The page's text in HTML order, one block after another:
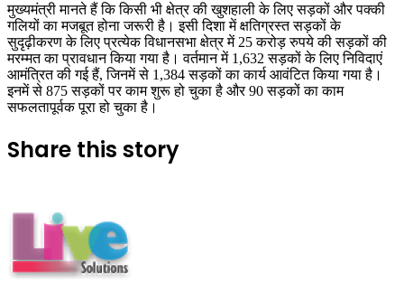
मुख्यमंत्री मानते हैं कि किसी भी क्षेत्र की खुशहाली के लिए सड़कों और पक्की
गलियों का मजबूत होना जरूरी है। इसी दिशा में क्षतिग्रस्त सड़कों के
सुदृढ़ीकरण के लिए प्रत्येक विधानसभा क्षेत्र में 25 करोड़ रुपये की सड़कों की
मरम्मत का प्रावधान किया गया है। वर्तमान में 1,632 सड़कों के लिए निविदाएं
आमंत्रित की गई हैं, जिनमें से 1,384 सड़कों का कार्य आवंटित किया गया है।
इनमें से 875 सड़कों पर काम शुरू हो चुका है और 90 सड़कों का काम
सफलतापूर्वक पूरा हो चुका है।
Share this story